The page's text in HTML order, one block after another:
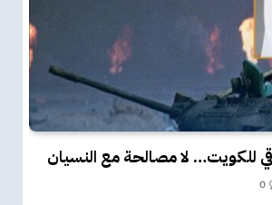
للكويت… لا مصالحة مع النسيان
0